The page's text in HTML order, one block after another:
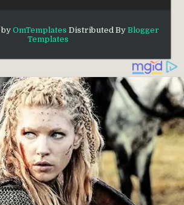
by OmTemplates Distributed By Blogger
Templates